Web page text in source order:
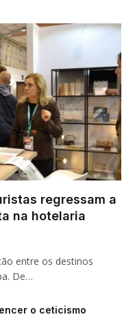
regressam a
na hotelaria
entre os destinos
De…
o ceticismo